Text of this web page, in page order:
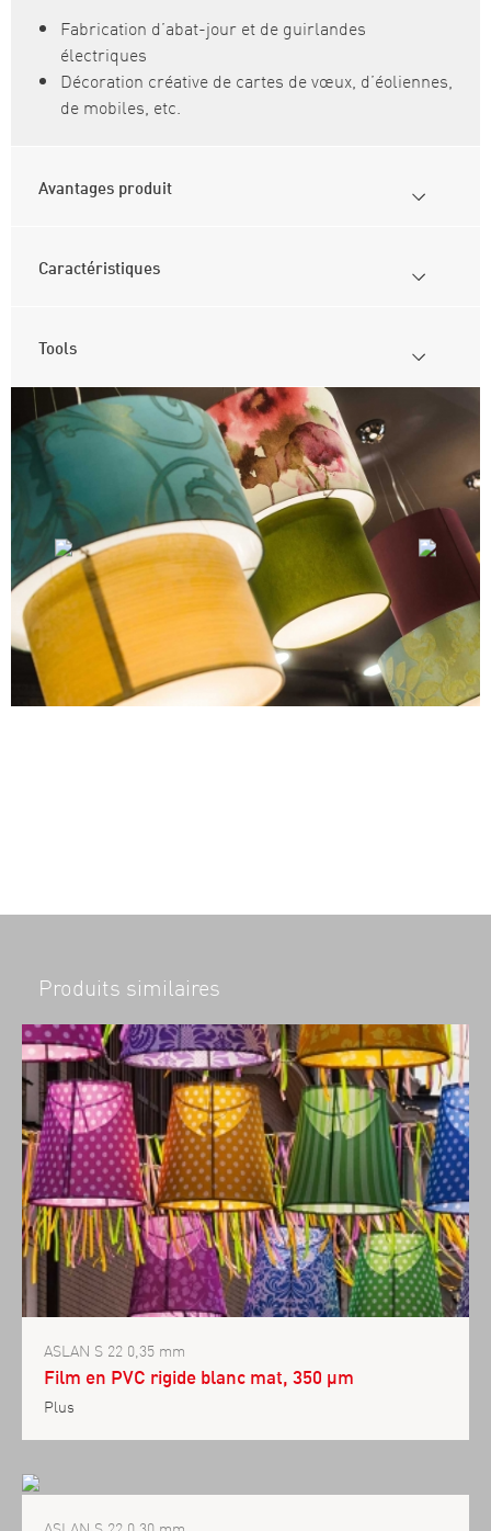
Fabrication d’abat-jour et de guirlandes
électriques
Décoration créative de cartes de vœux, d’éoliennes,
de mobiles, etc.
Avantages produit
Caractéristiques
Tools
Produits similaires
ASLAN S 22 0,35 mm
Film en PVC rigide blanc mat, 350 µm
Plus